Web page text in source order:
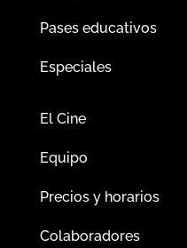
Pases educativos
Especiales
El Cine
Equipo
Precios y horarios
Colaboradores